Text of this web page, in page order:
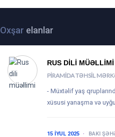
Oxşar elanlar
RUS DILI MÜƏLLIMI
PIRAMIDA TƏHSIL
- Müxtəlif yaş
xüsusi yanaşma və
15 IYUL 2025 BAKI